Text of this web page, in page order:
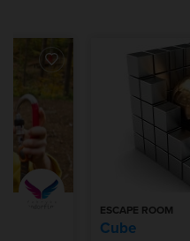
ESCAPE ROOM
Cube